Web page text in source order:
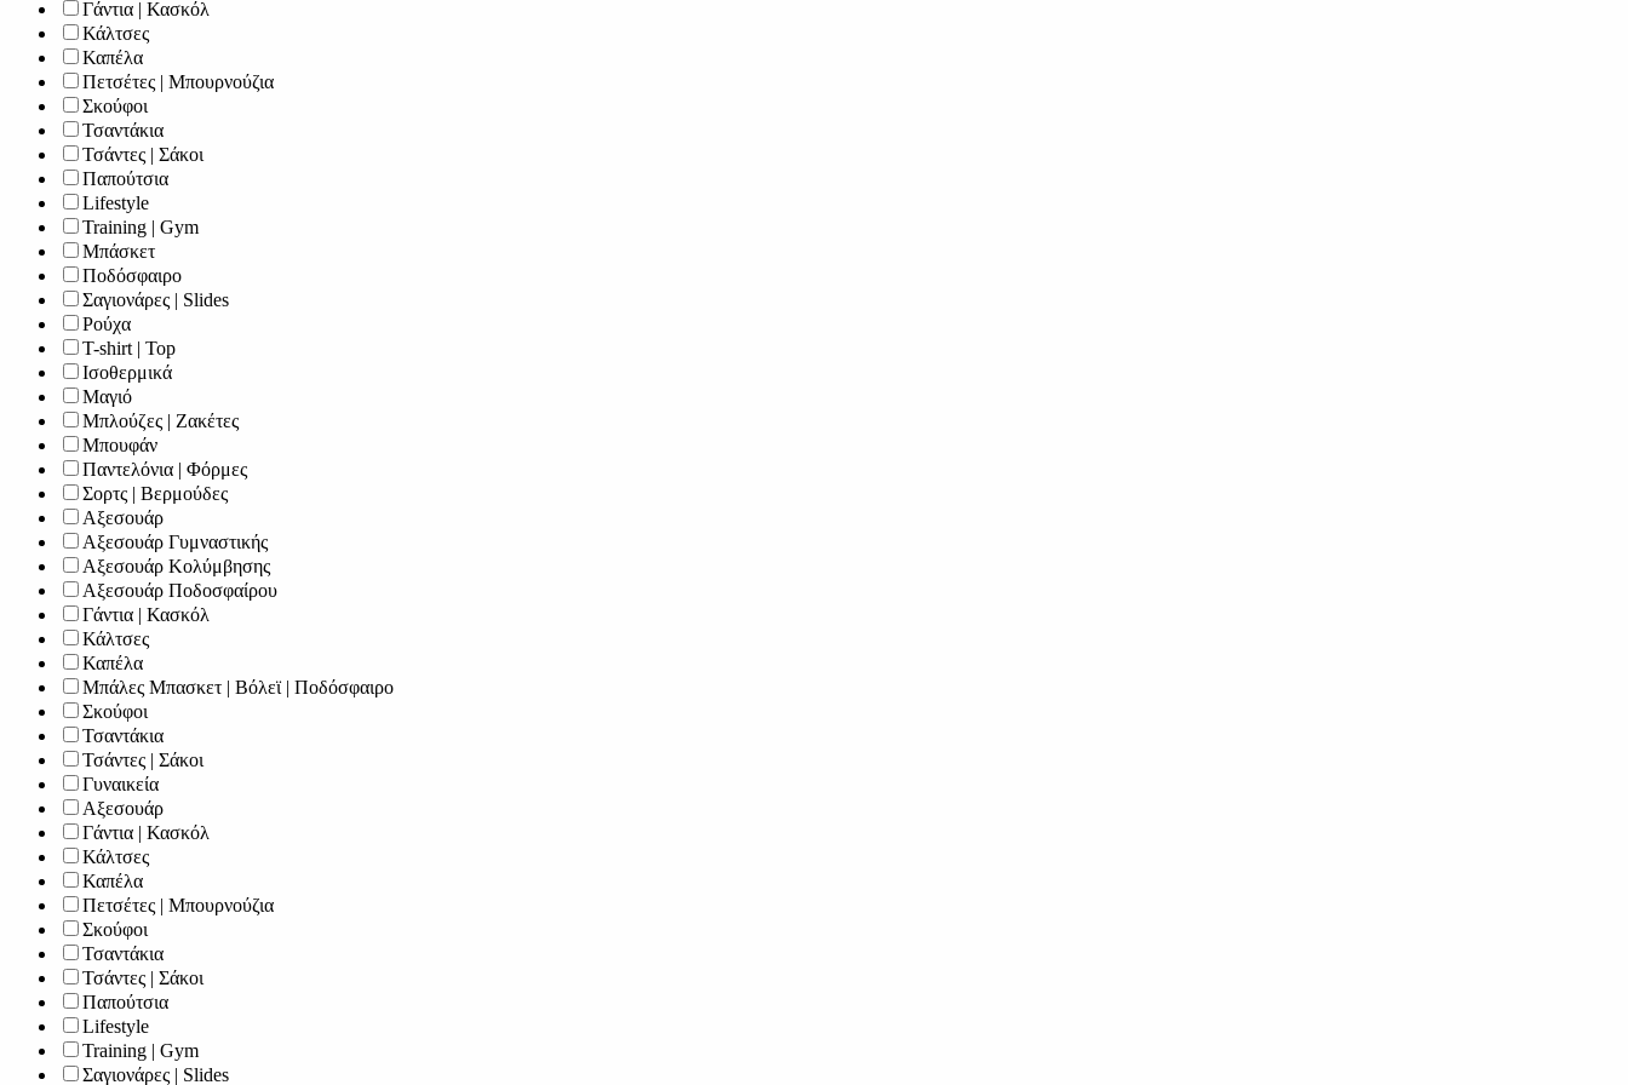
Γάντια | Κασκόλ
Κάλτσες
Καπέλα
Πετσέτες | Μπουρνούζια
Σκούφοι
Τσαντάκια
Τσάντες | Σάκοι
Παπούτσια
Lifestyle
Training | Gym
Μπάσκετ
Ποδόσφαιρο
Σαγιονάρες | Slides
Ρούχα
T-shirt | Top
Ισοθερμικά
Μαγιό
Μπλούζες | Ζακέτες
Μπουφάν
Παντελόνια | Φόρμες
Σορτς | Βερμούδες
Αξεσουάρ
Αξεσουάρ Γυμναστικής
Αξεσουάρ Κολύμβησης
Αξεσουάρ Ποδοσφαίρου
Γάντια | Κασκόλ
Κάλτσες
Καπέλα
Μπάλες Μπασκετ | Βόλεϊ | Ποδόσφαιρο
Σκούφοι
Τσαντάκια
Τσάντες | Σάκοι
Γυναικεία
Αξεσουάρ
Γάντια | Κασκόλ
Κάλτσες
Καπέλα
Πετσέτες | Μπουρνούζια
Σκούφοι
Τσαντάκια
Τσάντες | Σάκοι
Παπούτσια
Lifestyle
Training | Gym
Σαγιονάρες | Slides